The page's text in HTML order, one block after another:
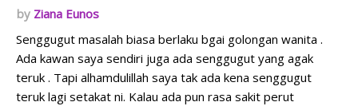
Ziana Eunos
Senggugut masalah biasa berlaku bgai golongan wanita .
Ada kawan saya sendiri juga ada senggugut yang agak
teruk . Tapi alhamdulillah saya tak ada kena senggugut
teruk lagi setakat ni. Kalau ada pun rasa sakit perut